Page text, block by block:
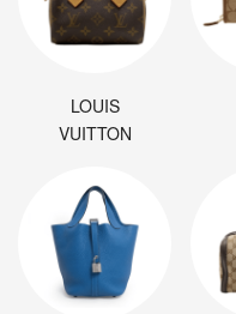
LOUIS
VUITTON